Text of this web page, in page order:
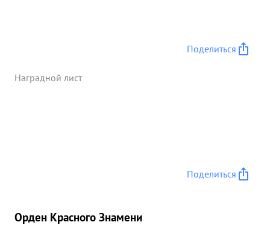
Поделиться
Наградной лист
Поделиться
Орден Красного Знамени